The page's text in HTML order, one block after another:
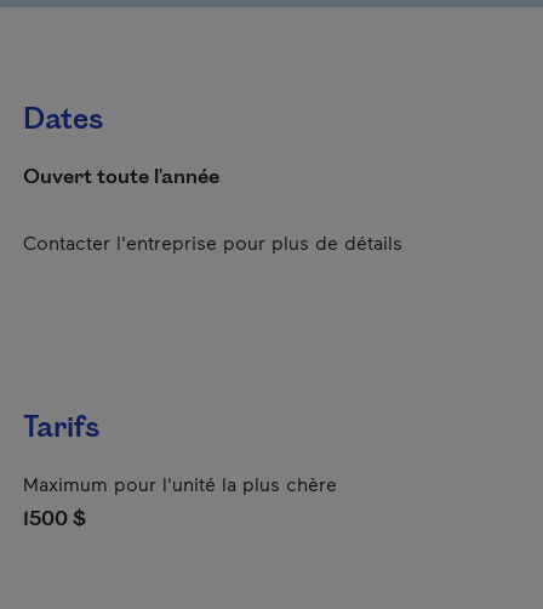
Dates
Ouvert toute l'année
Contacter l'entreprise pour plus de détails
Tarifs
Maximum pour l'unité la plus chère
1500 $